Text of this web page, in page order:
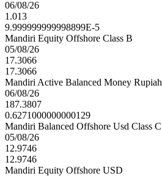
06/08/26
1.013
9.999999999998899E-5
Mandiri Equity Offshore Class B
05/08/26
17.3066
17.3066
Mandiri Active Balanced Money Rupiah
06/08/26
187.3807
0.6271000000000129
Mandiri Balanced Offshore Usd Class C
05/08/26
12.9746
12.9746
Mandiri Equity Offshore USD